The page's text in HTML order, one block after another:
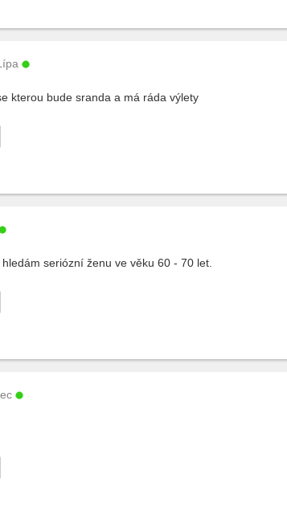
kterou bude sranda a má ráda výlety
seriózní ženu ve věku 60 - 70 let.